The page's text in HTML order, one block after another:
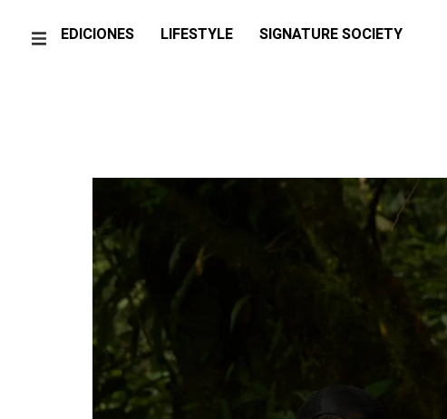
EDICIONES LIFESTYLE SIGNATURE SOCIETY